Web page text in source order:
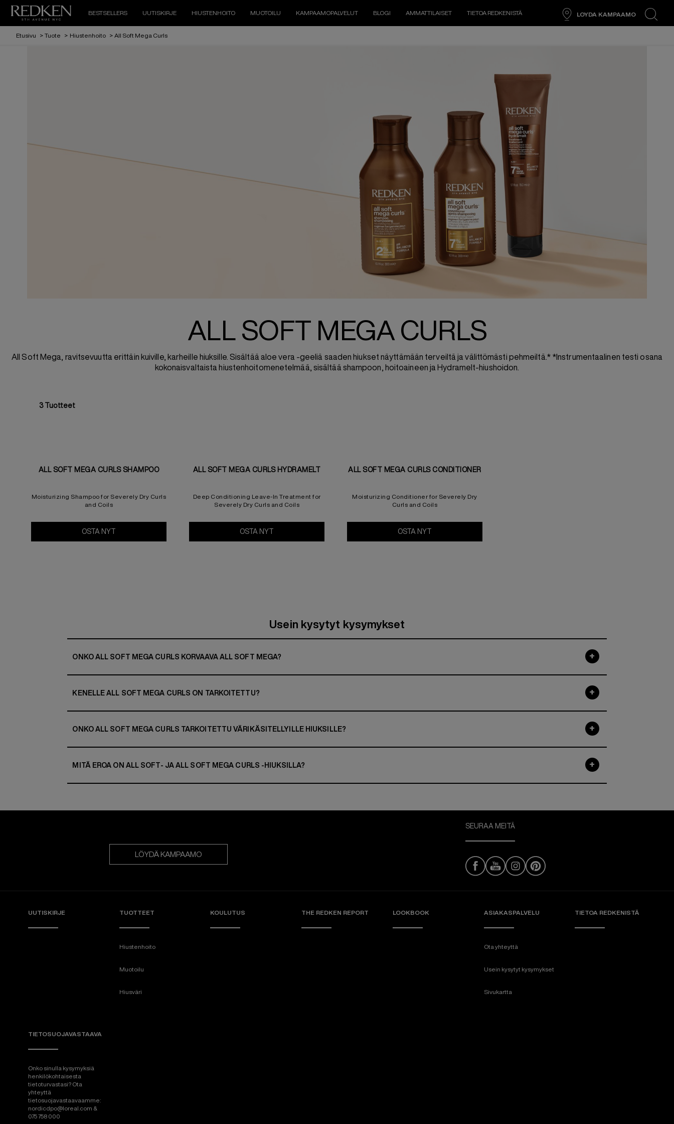
BESTSELLERS UUTISKIRJE HIUSTENHOITO MUOTOILU KAMPAAMOPALVELUT BLOGI AMMATTILAISET TIETOA REDKENISTÄ
LOYDA KAMPAAMO
search
Etusivu > Tuote > Hiustenhoito > All Soft Mega Curls
ALL SOFT MEGA CURLS
All Soft Mega, ravitsevuutta erittäin kuiville, karheille hiuksille. Sisältää aloe vera -geeliä saaden hiukset näyttämään terveiltä ja välittömästi pehmeiltä.* *Instrumentaalinen testi osana
kokonaisvaltaista hiustenhoitomenetelmää, sisältää shampoon, hoitoaineen ja Hydramelt-hiushoidon.
3Tuotteet
ALL SOFT MEGA CURLS SHAMPOO
Moisturizing Shampoo for Severely Dry Curls
and Coils
OSTA NYT
ALL SOFT MEGA CURLS HYDRAMELT
Deep Conditioning Leave-In Treatment for
Severely Dry Curls and Coils
OSTA NYT
ALL SOFT MEGA CURLS CONDITIONER
Moisturizing Conditioner for Severely Dry
Curls and Coils
OSTA NYT
Usein kysytyt kysymykset
ONKO ALL SOFT MEGA CURLS KORVAAVA ALL SOFT MEGA?
KENELLE ALL SOFT MEGA CURLS ON TARKOITETTU?
ONKO ALL SOFT MEGA CURLS TARKOITETTU VÄRIKÄSITELLYILLE HIUKSILLE?
MITÄ EROA ON ALL SOFT- JA ALL SOFT MEGA CURLS -HIUKSILLA?
LÖYDÄ KAMPAAMO
SEURAA MEITÄ
UUTISKIRJE TUOTTEET
Hiustenhoito
Muotoilu
Hiusväri
KOULUTUS THE REDKEN REPORT LOOKBOOK ASIAKASPALVELU
Ota yhteyttä
Usein kysytyt kysymykset
Sivukartta
TIETOA REDKENISTÄ
TIETOSUOJAVASTAAVA
Onko sinulla kysymyksiä
henkilökohtaisesta
tietoturvastasi? Ota
yhteyttä
tietosuojavastaavaamme:
nordicdpo@loreal.com &
075 758 000